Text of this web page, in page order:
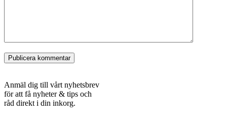
Anmäl dig till vårt nyhetsbrev
för att få nyheter & tips och
råd direkt i din inkorg.